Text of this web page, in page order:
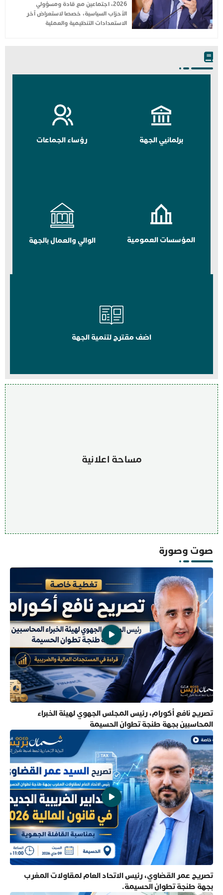
2026، اجتماعين مع قادة ومسؤولي
الأحزاب السياسية، خصصا لاستعراض آخر
الاستعدادات التنظيمية والعملية
برلمانيي الجهة رؤساء الجماعات
المؤسسات العمومية الوالي والعمال بالجهة
اضف مقترح لتنمية الجهة
مساحة اعلانية
صوت وصورة
تصريح نافع أكورام، رئيس المجلس الجهوي لهيئة الخبراء
المحاسبين بجهة طنجة تطوان الحسيمة
تصريح عمر القضاوي، رئيس الاتحاد العام لمقاولات المغرب
بجهة طنجة تطوان الحسيمة.